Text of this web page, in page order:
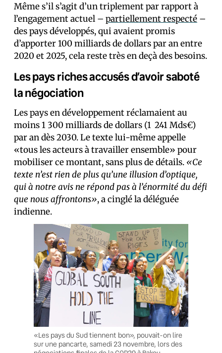
Même s’il s’agit d’un triplement par rapport à
l’engagement actuel – partiellement respecté –
des pays développés, qui avaient promis
d’apporter 100 milliards de dollars par an entre
2020 et 2025, cela reste très en deçà des besoins.
Les pays riches accusés d’avoir saboté
la négociation
Les pays en développement réclamaient au
moins 1 300 milliards de dollars (1 241 Mds€)
par an dès 2030. Le texte lui-même appelle
«tous les acteurs à travailler ensemble» pour
mobiliser ce montant, sans plus de détails. «Ce
texte n’est rien de plus qu’une illusion d’optique,
qui à notre avis ne répond pas à l’énormité du défi
que nous affrontons», a cinglé la déléguée
indienne.
«Les pays du Sud tiennent bon», pouvait-on lire
sur une pancarte, samedi 23 novembre, lors des